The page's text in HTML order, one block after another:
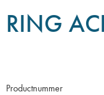
RING
Productnummer